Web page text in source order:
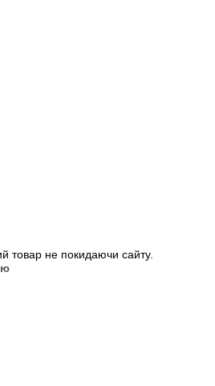
товар не покидаючи сайту.